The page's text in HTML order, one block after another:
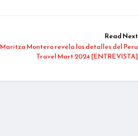
Read Next
Maritza Montero revela los detalles del Peru
Travel Mart 2024 [ENTREVISTA]